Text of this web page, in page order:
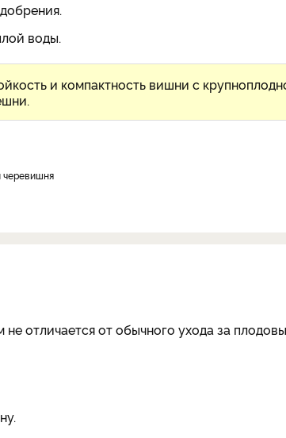
воды.
и компактность вишни с
черевишня
отличается от обычного ухода за